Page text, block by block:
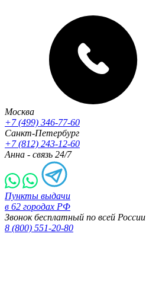
Москва
+7 (499) 346-77-60
Санкт-Петербург
+7 (812) 243-12-60
Анна - связь 24/7
Пункты выдачи
в 62 городах РФ
Звонок бесплатный по всей России
8 (800) 551-20-80